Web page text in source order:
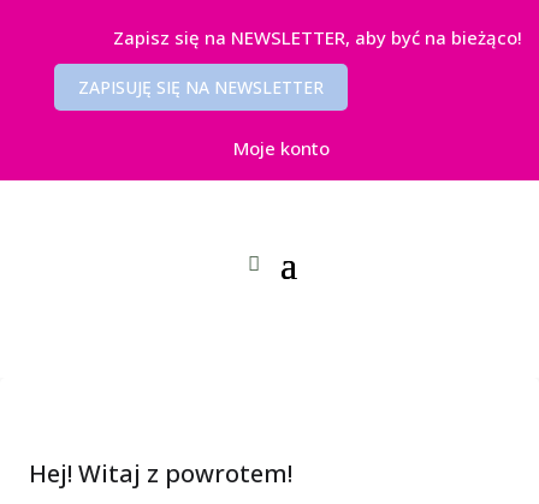
Zapisz się na NEWSLETTER, aby być na bieżąco!
ZAPISUJĘ SIĘ NA NEWSLETTER
Moje konto
Hej! Witaj z powrotem!